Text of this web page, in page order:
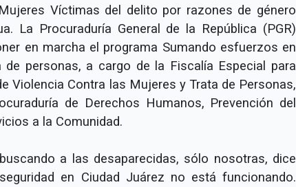
Víctimas del delito por razones de género
La Procuraduría General de la República (PGR)
en marcha el programa Sumando esfuerzos en
de personas, a cargo de la Fiscalía Especial para
Violencia Contra las Mujeres y Trata de Personas,
de Derechos Humanos, Prevención del
a la Comunidad.
a las de­saparecidas, sólo nosotras, dice
en Ciudad Juárez no está funcionando.